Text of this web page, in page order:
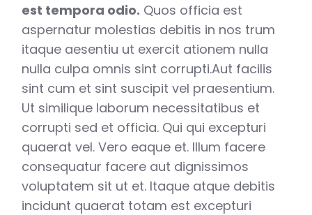
est tempora odio. Quos officia est
aspernatur molestias debitis in nos trum
itaque aesentiu ut exercit ationem nulla
nulla culpa omnis sint corrupti.Aut facilis
sint cum et sint suscipit vel praesentium.
Ut similique laborum necessitatibus et
corrupti sed et officia. Qui qui excepturi
quaerat vel. Vero eaque et. Illum facere
consequatur facere aut dignissimos
voluptatem sit ut et. Itaque atque debitis
incidunt quaerat totam est excepturi